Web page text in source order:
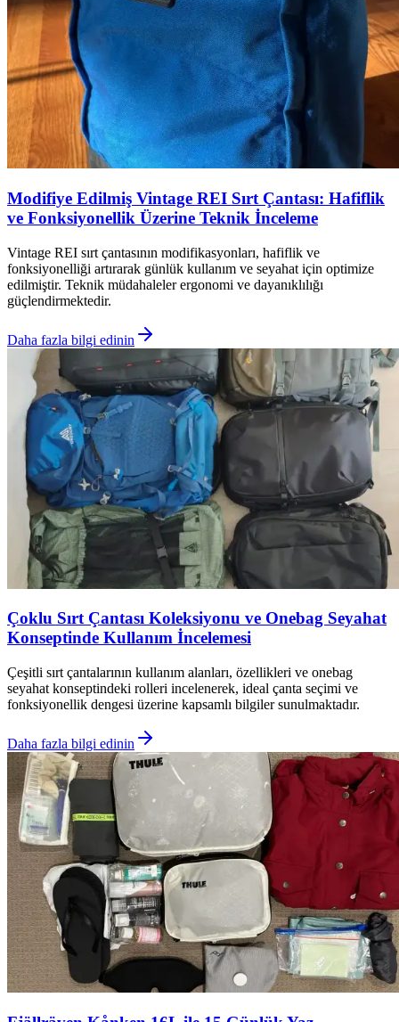
Modifiye Edilmiş Vintage REI Sırt Çantası: Hafiflik
ve Fonksiyonellik Üzerine Teknik İnceleme
Vintage REI sırt çantasının modifikasyonları, hafiflik ve
fonksiyonelliği artırarak günlük kullanım ve seyahat için optimize
edilmiştir. Teknik müdahaleler ergonomi ve dayanıklılığı
güçlendirmektedir.
Daha fazla bilgi edinin
Çoklu Sırt Çantası Koleksiyonu ve Onebag Seyahat
Konseptinde Kullanım İncelemesi
Çeşitli sırt çantalarının kullanım alanları, özellikleri ve onebag
seyahat konseptindeki rolleri incelenerek, ideal çanta seçimi ve
fonksiyonellik dengesi üzerine kapsamlı bilgiler sunulmaktadır.
Daha fazla bilgi edinin